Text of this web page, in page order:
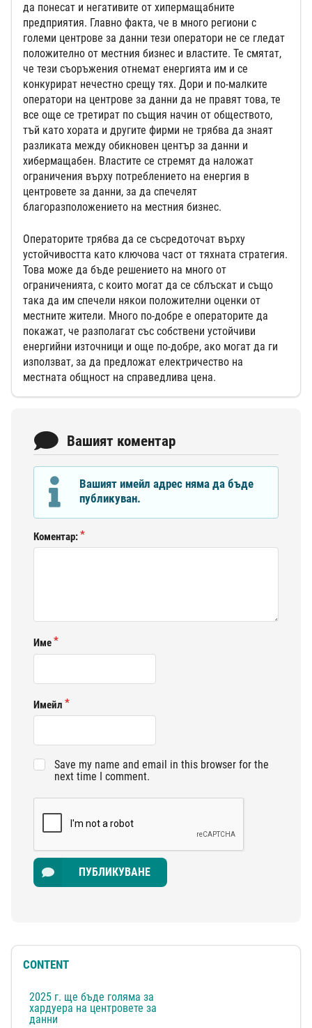
да понесат и негативите от хипермащабните
предприятия. Главно факта, че в много региони с
големи центрове за данни тези оператори не се гледат
положително от местния бизнес и властите. Те смятат,
че тези съоръжения отнемат енергията им и се
конкурират нечестно срещу тях. Дори и по-малките
оператори на центрове за данни да не правят това, те
все още се третират по същия начин от обществото,
тъй като хората и другите фирми не трябва да знаят
разликата между обикновен център за данни и
хибермащабен. Властите се стремят да наложат
ограничения върху потреблението на енергия в
центровете за данни, за да спечелят
благоразположението на местния бизнес.
Операторите трябва да се съсредоточат върху
устойчивостта като ключова част от тяхната стратегия.
Това може да бъде решението на много от
ограниченията, с които могат да се сблъскат и също
така да им спечели някои положителни оценки от
местните жители. Много по-добре е операторите да
покажат, че разполагат със собствени устойчиви
енергийни източници и още по-добре, ако могат да ги
използват, за да предложат електричество на
местната общност на справедлива цена.
Вашият коментар
Вашият имейл адрес няма да бъде
публикуван.
Коментар:
Име
Имейл
Save my name and email in this browser for the
next time I comment.
ПУБЛИКУВАНЕ
CONTENT
2025 г. ще бъде голяма за
хардуера на центровете за
данни